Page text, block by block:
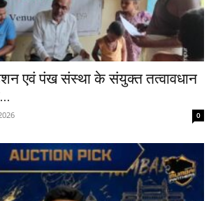
एवं पंख संस्था के संयुक्त तत्वावधान
0